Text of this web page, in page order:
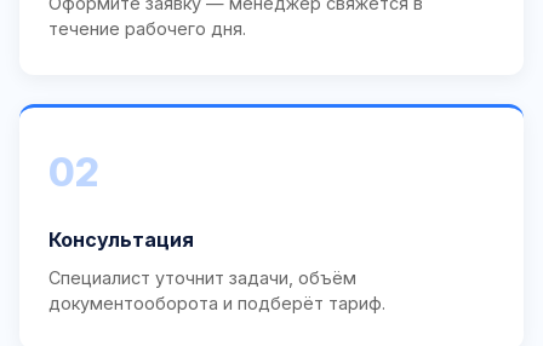
течение рабочего дня.
02
Консультация
Специалист уточнит задачи, объём
документооборота и подберёт тариф.